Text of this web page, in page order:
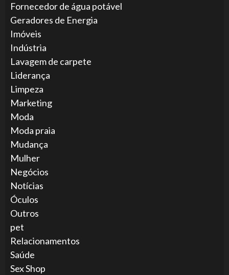
Fornecedor de água potável
Geradores de Energia
Imóveis
Indústria
Lavagem de carpete
Liderança
Limpeza
Marketing
Moda
Moda praia
Mudança
Mulher
Negócios
Notícias
Óculos
Outros
pet
Relacionamentos
Saúde
Sex Shop